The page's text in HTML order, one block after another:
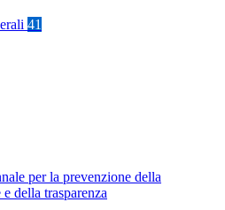
41
per la prevenzione della
della trasparenza